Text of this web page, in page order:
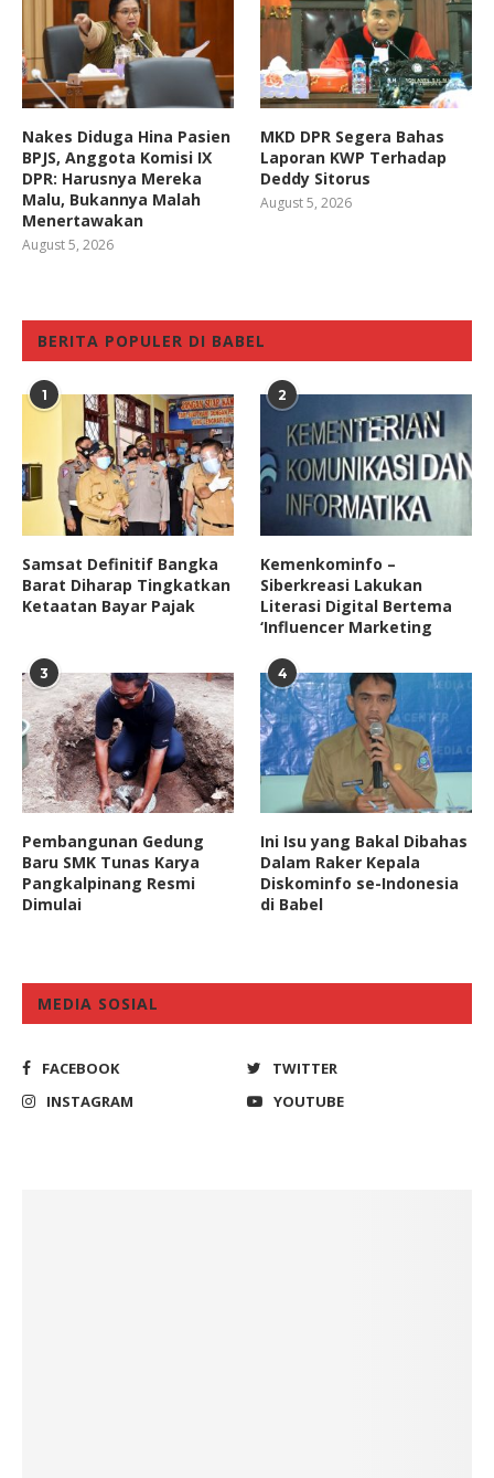
Nakes Diduga Hina Pasien
BPJS, Anggota Komisi IX
DPR: Harusnya Mereka
Malu, Bukannya Malah
Menertawakan
August 5, 2026
MKD DPR Segera Bahas
Laporan KWP Terhadap
Deddy Sitorus
August 5, 2026
BERITA POPULER DI BABEL
1
Samsat Definitif Bangka
Barat Diharap Tingkatkan
Ketaatan Bayar Pajak
2
Kemenkominfo –
Siberkreasi Lakukan
Literasi Digital Bertema
‘Influencer Marketing
3
Pembangunan Gedung
Baru SMK Tunas Karya
Pangkalpinang Resmi
Dimulai
4
Ini Isu yang Bakal Dibahas
Dalam Raker Kepala
Diskominfo se-Indonesia
di Babel
MEDIA SOSIAL
FACEBOOK
TWITTER
INSTAGRAM
YOUTUBE